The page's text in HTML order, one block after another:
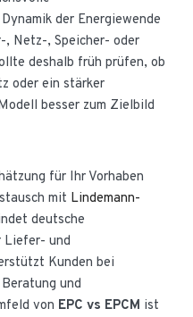
der Energiewende
Netz-, Speicher- oder
deshalb früh prüfen, ob
oder ein stärker
besser zum Zielbild
für Ihr Vorhaben
mit Lindemann-
deutsche
Liefer- und
Kunden bei
und
von EPC vs EPCM ist